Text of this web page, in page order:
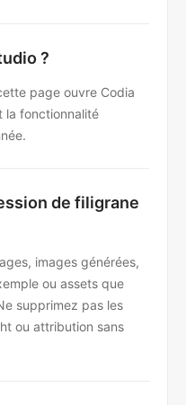
?
page ouvre Codia
la fonctionnalité
de filigrane
images générées,
ou assets que
supprimez pas les
ou attribution sans